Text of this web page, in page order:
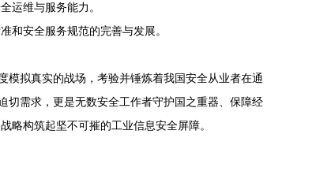
运维与服务能力。
和安全服务规范的完善与发展。
模拟真实的战场，考验并锤炼着我国安全从业者在通
切需求，更是无数安全工作者守护国之重器、保障经
略构筑起坚不可摧的工业信息安全屏障。